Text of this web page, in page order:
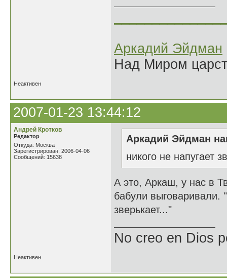
Аркадий Эйдман
Над Миром
Неактивен
2007-01-23 13:44:12
Андрей Кротков
Редактор
Откуда: Москва
Зарегистрирован: 2006-04-06
Сообщений: 15638
Аркадий Эйдман
никого не напугает
А это, Аркаш, у нас в
бабули
зверькает..."
No creo en Dios
Неактивен